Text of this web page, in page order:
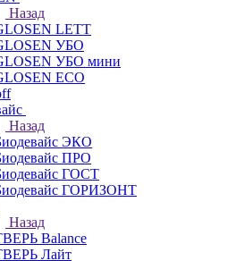
Назад
LETT
УБО
УБО мини
ECO
Назад
ЭКО
ПРО
ГОСТ
ГОРИЗОНТ
Назад
Balance
Лайт